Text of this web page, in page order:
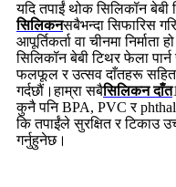
यदि तपाईं थोक सिलिकॉन
सिलिकनसबैभन्दा सिफारिस
आपूर्तिकर्ता वा चीनमा निर्माता
सिलिकॉन बेबी टिथर फेला
फलफूल र उत्सव दाँतहरू सहित
गर्दछौं।हाम्रा सबैसिलिकन दाँत
कुनै पनि BPA, PVC र
कि तपाईंले सुरक्षित र टिकाउ
गर्नुहुनेछ।